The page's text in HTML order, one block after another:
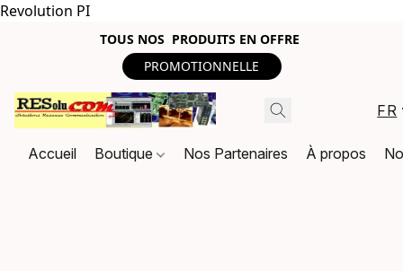
Revolution PI
TOUS NOS PRODUITS EN OFFRE
PROMOTIONNELLE
FR
Accueil Boutique Nos Partenaires À propos